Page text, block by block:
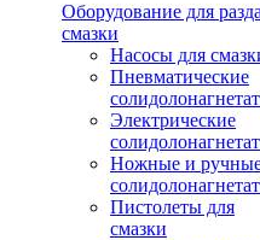
Оборудование для
смазки
Насосы для
Пневматические
Электрические
Ножные и
Пистолеты для
смазки